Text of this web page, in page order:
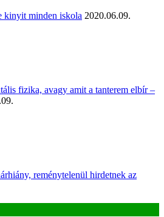
kinyit minden iskola 2020.06.09.
fizika, avagy amit a tanterem elbír –
reménytelenül hirdetnek az